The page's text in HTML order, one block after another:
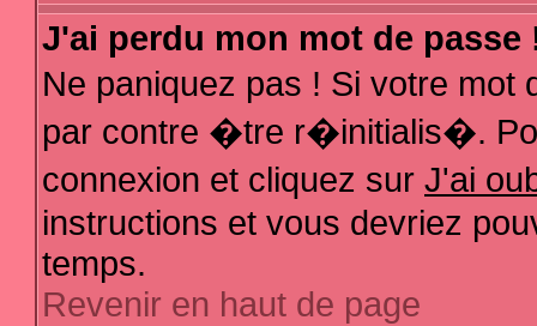
J'ai perdu mon mot de passe
Ne paniquez pas ! Si votre
par contre �tre r�initialis�.
connexion et cliquez sur J'ai
instructions et vous devriez
temps.
Revenir en haut de page